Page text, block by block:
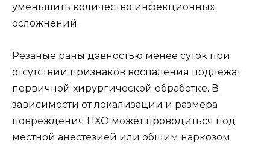
уменьшить количество инфекционных
осложнений.
Резаные раны давностью менее суток при
отсутствии признаков воспаления подлежат
первичной хирургической обработке. В
зависимости от локализации и размера
повреждения ПХО может проводиться под
местной анестезией или общим наркозом.